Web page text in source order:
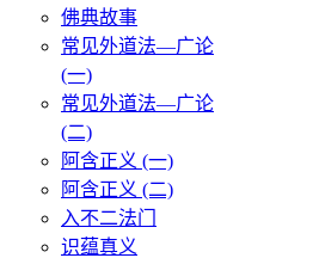
佛典故事
常见外道法—广论
(一)
常见外道法—广论
(二)
阿含正义 (一)
阿含正义 (二)
入不二法门
识蕴真义